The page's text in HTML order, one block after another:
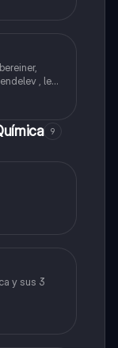
, ley
9
y sus 3